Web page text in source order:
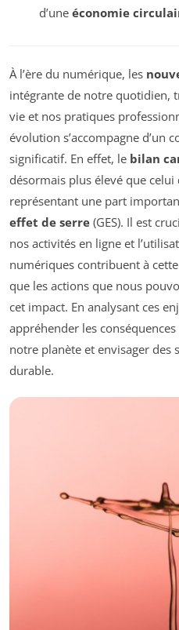
d’une économie
À l’ère du numérique, les
intégrante de notre quotidien,
vie et nos pratiques
évolution s’accompagne d’un
significatif. En effet, le bilan
désormais plus élevé que celui
représentant une part
effet de serre (GES). Il est
nos activités en ligne et
numériques contribuent à
que les actions que nous
cet impact. En analysant ces
appréhender les
notre planète et envisager
durable.